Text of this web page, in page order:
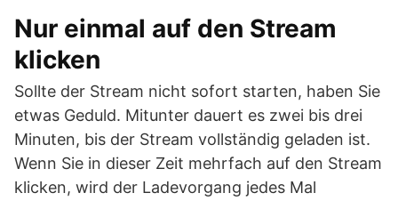
Nur einmal auf den Stream
klicken
Sollte der Stream nicht sofort starten, haben Sie
etwas Geduld. Mitunter dauert es zwei bis drei
Minuten, bis der Stream vollständig geladen ist.
Wenn Sie in dieser Zeit mehrfach auf den Stream
klicken, wird der Ladevorgang jedes Mal